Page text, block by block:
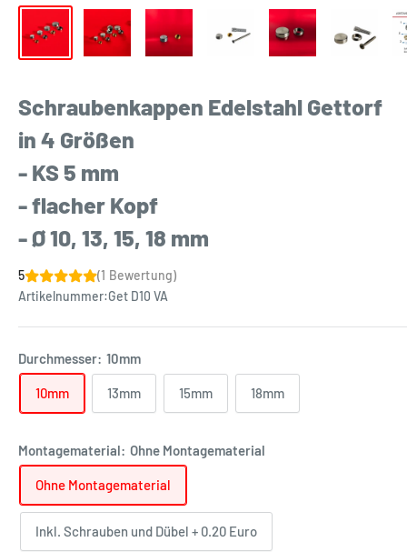
Schraubenkappen Edelstahl Gettorf
in 4 Größen
- KS 5 mm
- flacher Kopf
- Ø 10, 13, 15, 18 mm
5
(1 Bewertung)
Artikelnummer:Get D10 VA
Durchmesser: 10mm
10mm 13mm 15mm 18mm
Montagematerial: Ohne Montagematerial
Ohne Montagematerial
Inkl. Schrauben und Dübel + 0.20 Euro